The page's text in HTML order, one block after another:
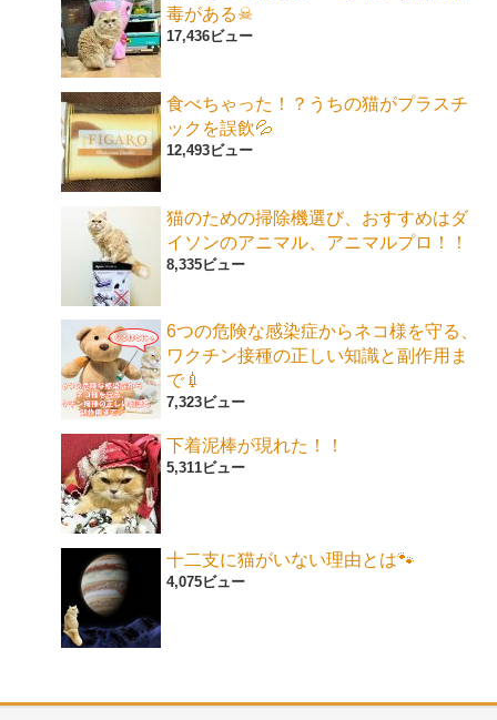
毒がある☠
17,436ビュー
食べちゃった！？うちの猫がプラスチ
ックを誤飲💦
12,493ビュー
猫のための掃除機選び、おすすめはダ
イソンのアニマル、アニマルプロ！！
8,335ビュー
6つの危険な感染症からネコ様を守る、
ワクチン接種の正しい知識と副作用ま
で💉
7,323ビュー
下着泥棒が現れた！！
5,311ビュー
十二支に猫がいない理由とは🐾
4,075ビュー